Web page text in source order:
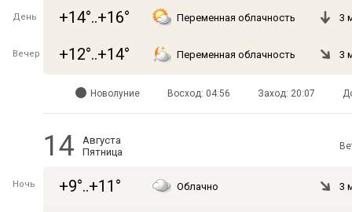
День +14°..+16° Переменная облачность 3
Вечер +12°..+14° Переменная облачность 3
Новолуние Восход: 04:56 Заход: 20:07
14
Августа
Пятница
Ночь +9°..+11° Облачно 3